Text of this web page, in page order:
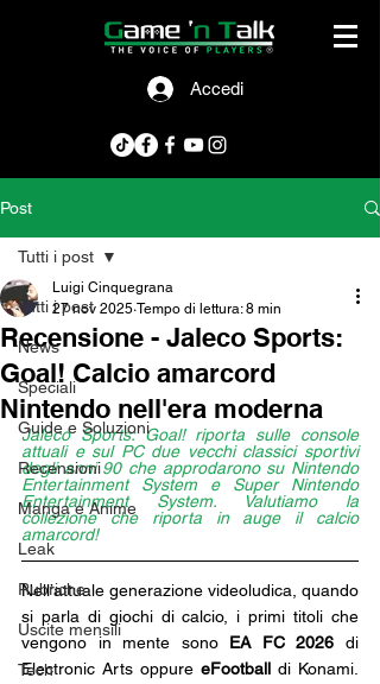
Accedi
Post
Tutti i post
News
Speciali
Guide e Soluzioni
Recensioni
Manga e Anime
Leak
Rubriche
Uscite mensili
Tech
Tutti i post
Recensione - Jaleco Sports:
Goal! Calcio amarcord
Nintendo nell'era moderna
Luigi Cinquegrana
27 nov 2025 Tempo di lettura: 8 min
Jaleco Sports: Goal! riporta sulle console
attuali e sul PC due vecchi classici sportivi
degli anni 90 che approdarono su Nintendo
Entertainment System e Super Nintendo
Entertainment System. Valutiamo la
collezione che riporta in auge il calcio
amarcord!
Nell’attuale generazione videoludica, quando
si parla di giochi di calcio, i primi titoli che
vengono in mente sono EA FC 2026 di
Electronic Arts oppure eFootball di Konami.